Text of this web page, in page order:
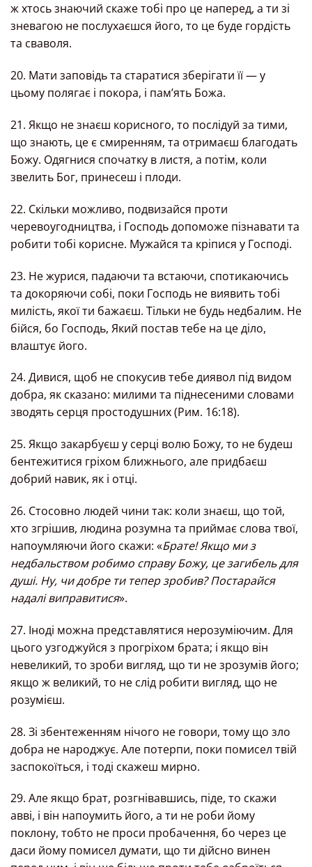
ж хтось знаючий скаже тобі про це наперед, а ти зі
зневагою не послухаєшся його, то це буде гордість
та сваволя.
20. Мати заповідь та старатися зберігати її — у
цьому полягає і покора, і пам’ять Божа.
21. Якщо не знаєш корисного, то послідуй за тими,
що знають, це є смиренням, та отримаєш благодать
Божу. Одягнися спочатку в листя, а потім, коли
звелить Бог, принесеш і плоди.
22. Скільки можливо, подвизайся проти
черевоугодництва, і Господь допоможе пізнавати та
робити тобі корисне. Мужайся та кріпися у Господі.
23. Не журися, падаючи та встаючи, спотикаючись
та докоряючи собі, поки Господь не виявить тобі
милість, якої ти бажаєш. Тільки не будь недбалим. Не
бійся, бо Господь, Який постав тебе на це діло,
влаштує його.
24. Дивися, щоб не спокусив тебе диявол під видом
добра, як сказано: милими та піднесеними словами
зводять серця простодушних (Рим. 16:18).
25. Якщо закарбуєш у серці волю Божу, то не будеш
бентежитися гріхом ближнього, але придбаєш
добрий навик, як і отці.
26. Стосовно людей чини так: коли знаєш, що той,
хто згрішив, людина розумна та приймає слова твої,
напоумляючи його скажи: «Брате! Якщо ми з
недбальством робимо справу Божу, це загибель для
душі. Ну, чи добре ти тепер зробив? Постарайся
надалі виправитися».
27. Іноді можна представлятися нерозуміючим. Для
цього узгоджуйся з прогріхом брата; і якщо він
невеликий, то зроби вигляд, що ти не зрозумів його;
якщо ж великий, то не слід робити вигляд, що не
розумієш.
28. Зі збентеженням нічого не говори, тому що зло
добра не народжує. Але потерпи, поки помисел твій
заспокоїться, і тоді скажеш мирно.
29. Але якщо брат, розгнівавшись, піде, то скажи
авві, і він напоумить його, а ти не роби йому
поклону, тобто не проси пробачення, бо через це
даси йому помисел думати, що ти дійсно винен